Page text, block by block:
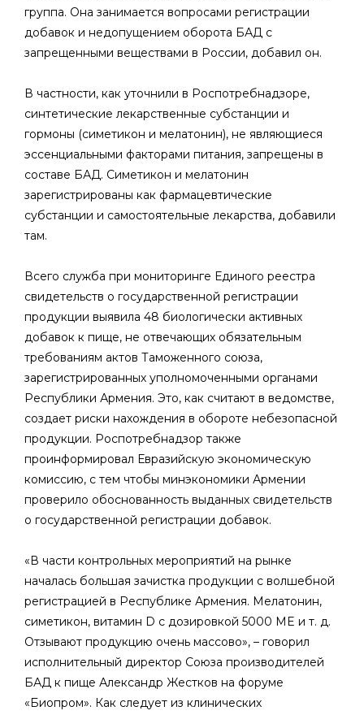
группа. Она занимается вопросами регистрации
добавок и недопущением оборота БАД с
запрещенными веществами в России, добавил он.
В частности, как уточнили в Роспотребнадзоре,
синтетические лекарственные субстанции и
гормоны (симетикон и мелатонин), не являющиеся
эссенциальными факторами питания, запрещены в
составе БАД. Симетикон и мелатонин
зарегистрированы как фармацевтические
субстанции и самостоятельные лекарства, добавили
там.
Всего служба при мониторинге Единого реестра
свидетельств о государственной регистрации
продукции выявила 48 биологически активных
добавок к пище, не отвечающих обязательным
требованиям актов Таможенного союза,
зарегистрированных уполномоченными органами
Республики Армения. Это, как считают в ведомстве,
создает риски нахождения в обороте небезопасной
продукции. Роспотребнадзор также
проинформировал Евразийскую экономическую
комиссию, с тем чтобы минэкономики Армении
проверило обоснованность выданных свидетельств
о государственной регистрации добавок.
«В части контрольных мероприятий на рынке
началась большая зачистка продукции с волшебной
регистрацией в Республике Армения. Мелатонин,
симетикон, витамин D с дозировкой 5000 ME и т. д.
Отзывают продукцию очень массово», – говорил
исполнительный директор Союза производителей
БАД к пище Александр Жестков на форуме
«Биопром». Как следует из клинических